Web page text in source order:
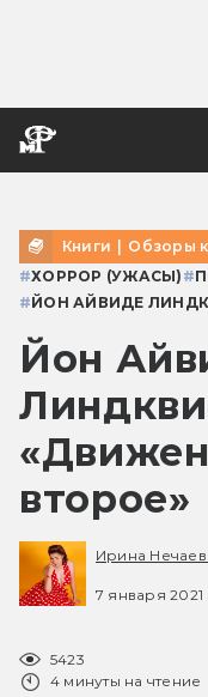
Книги | Обзоры
#ХОРРОР (УЖАСЫ) #
#ЙОН АЙВИДЕ
Йон
второе»
Ирина
7 января 2021
5423
4 минуты на чтение